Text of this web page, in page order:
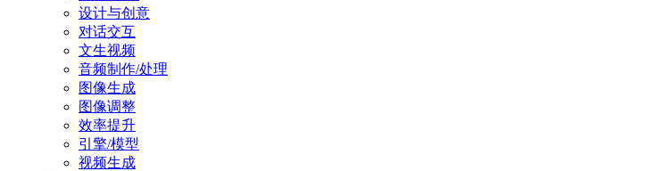
设计与创意
对话交互
文生视频
音频制作/处理
图像生成
图像调整
效率提升
引擎/模型
视频生成